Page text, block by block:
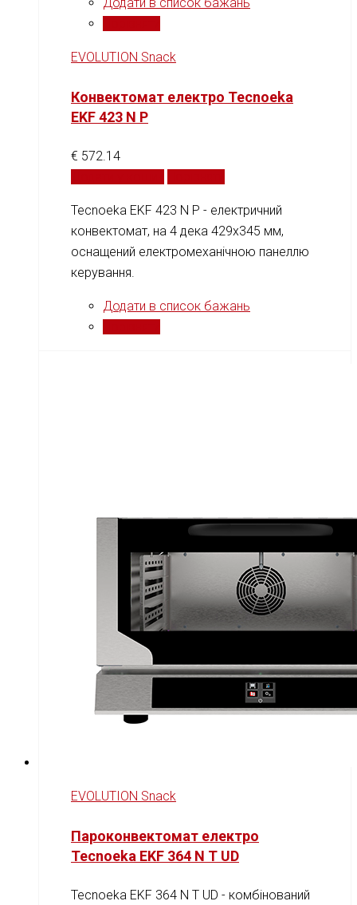
EVOLUTION Snack
Конвектомат електро Tecnoeka
EKF 423 N P
€ 572.14
Tecnoeka EKF 423 N P - електричний
конвектомат, на 4 дека 429x345 мм,
оснащений електромеханічною панеллю
керування.
Додати в список бажань
EVOLUTION Snack
Пароконвектомат електро
Tecnoeka EKF 364 N T UD
Tecnoeka EKF 364 N T UD - комбінований